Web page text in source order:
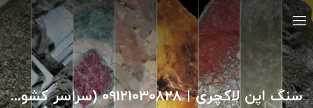
سنگ اپن لاکچری | 09121030828 (سراسر کشور)